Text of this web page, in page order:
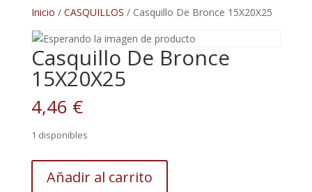
Inicio / CASQUILLOS / Casquillo De Bronce 15X20X25
Casquillo De Bronce
15X20X25
4,46 €
1 disponibles
Añadir al carrito